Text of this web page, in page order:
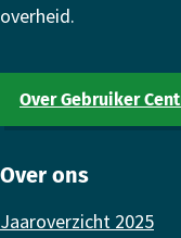
overheid.
Over Gebruiker
Over ons
Jaaroverzicht 2025